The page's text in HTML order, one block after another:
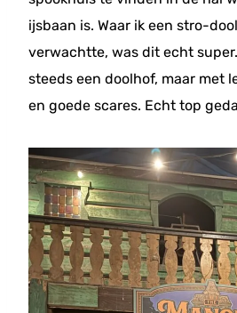
ijsbaan is. Waar ik een stro-
verwachtte, was dit echt
steeds een doolhof, maar met
en goede scares. Echt top